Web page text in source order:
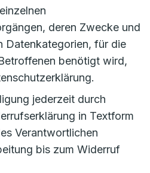
deren Zwecke und
Datenkategorien, für die
benötigt wird,
jederzeit durch
in Textform
Verantwortlichen
bis zum Widerruf